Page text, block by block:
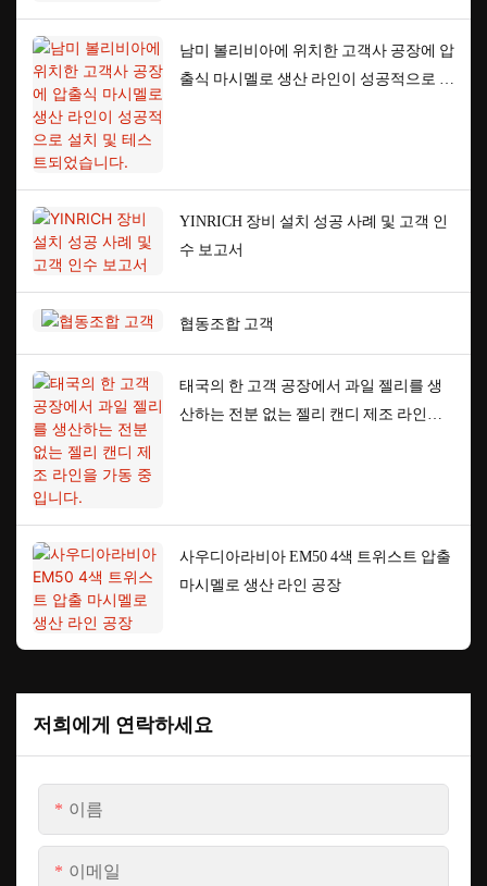
남미 볼리비아에 위치한 고객사 공장에 압
출식 마시멜로 생산 라인이 성공적으로 설
YINRICH 장비 설치 성공 사례 및 고객 인
수 보고서
협동조합 고객
태국의 한 고객 공장에서 과일 젤리를 생
산하는 전분 없는 젤리 캔디 제조 라인을
사우디아라비아 EM50 4색 트위스트 압출
마시멜로 생산 라인 공장
저희에게 연락하세요
이름
이메일